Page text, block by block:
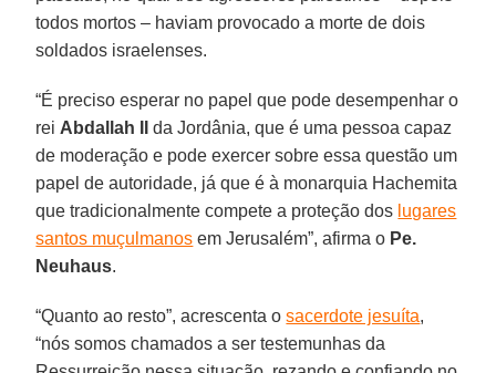
todos mortos – haviam provocado a morte de dois
soldados israelenses.
“É preciso esperar no papel que pode desempenhar o
rei Abdallah II
da Jordânia, que é uma pessoa capaz
de moderação e pode exercer sobre essa questão um
papel de autoridade, já que é à monarquia Hachemita
que tradicionalmente compete a proteção dos lugares
santos muçulmanos em Jerusalém”, afirma o Pe.
Neuhaus.
“Quanto ao resto”, acrescenta osacerdote jesuíta,
“nós somos chamados a ser testemunhas da